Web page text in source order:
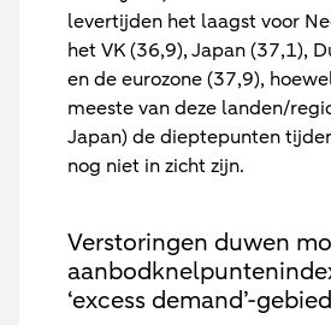
levertijden het laagst voor
het VK (36,9), Japan (37,1),
en de eurozone (37,9),
meeste van deze landen/
Japan) de dieptepunten
nog niet in zicht zijn.
Verstoringen duwen
‘excess demand’-gebied